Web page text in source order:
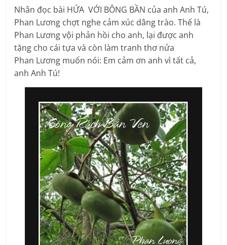
Nhân đọc bài HỨA VỚI BÔNG BẦN của anh Anh Tú,
Phan Lương chợt nghe cảm xúc dâng trào. Thế là
Phan Lương vội phản hồi cho anh, lại được anh
tặng cho cái tựa và còn làm tranh thơ nửa
Phan Lương muốn nói: Em cảm ơn anh vì tất cả,
anh Anh Tú!